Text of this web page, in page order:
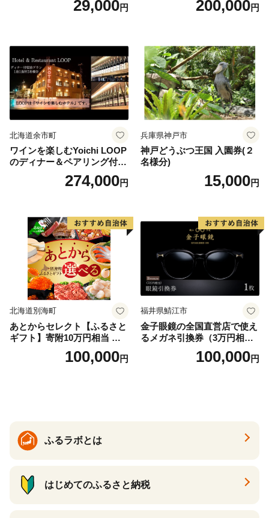
りばすぐ 石川県 小松市
29,000円 200,000円
北海道余市町
ワインを楽しむYoichi LOOP
のディナー＆ペアリング付宿
泊プラン＜デラックスツイン
274,000円
兵庫県神戸市
神戸どうぶつ王国 入園券(２
名様分)
15,000円
北海道別海町
あとからセレクト【ふるさと
ギフト】寄附10万円相当 あ
とから選べる！ ギフト いく
ら ほたて 海鮮 牛肉 別海町
ギフト ふるさと納税 ）
100,000円
福井県鯖江市
金子眼鏡の全国直営店で使え
るメガネ引換券（3万円相
100,000円
ふるラボとは
はじめてのふるさと納税